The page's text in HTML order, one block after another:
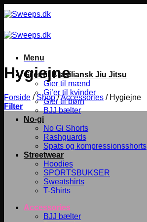
til
Menu
Gi’er til Brasiliansk Jiu Jitsu
Gier til mænd
Gi’er til kvinder
Gier til børn
BJJ bælter
No-gi
No Gi Shorts
Rashguards
Spats og kompressionsshorts
Streetwear
Hoodies
SPORTSBUKSER
Sweatshirts
T-Shirts
Accessories
BJJ bælter
Hygiejne
Forside / Shop /Accessories /Hygiejne
Filter